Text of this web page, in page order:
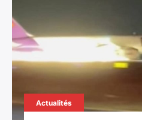
Actualités
Rechercher
: